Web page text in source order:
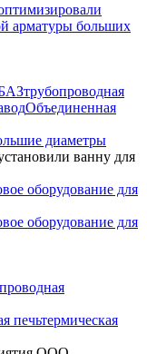
арматуры больших
трубопроводная
Объединенная
диаметры
ванну для
оборудование для
печьтермическая